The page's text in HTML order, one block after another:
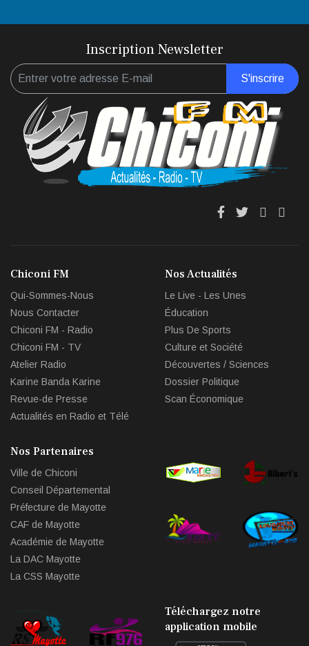
Inscription Newsletter
S'inscrire
fa
fa
fab
Chiconi FM
Qui-Sommes-Nous
Nous Contacter
Chiconi FM - Radio
Chiconi FM - TV
Atelier Radio
Karine Banda Karine
Revue-de Presse
Actualités en Radio et Télé
Nos Actualités
Le Live - Les Unes
Éducation
Plus De Sports
Culture et Société
Découvertes / Sciences
Dossier Politique
Scan Économique
Nos Partenaires
Ville de Chiconi
Conseil Départemental
Préfecture de Mayotte
CAF de Mayotte
Académie de Mayotte
La DAC Mayotte
La CSS Mayotte
Téléchargez notre
application mobile